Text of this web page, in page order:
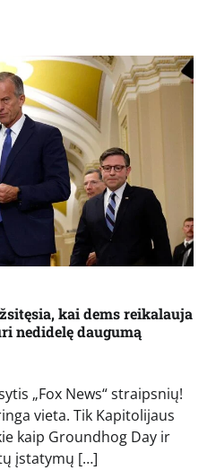
kai dems reikalauja
nedidelę daugumą
„Fox News“ straipsnių!
vieta. Tik Kapitolijaus
kaip Groundhog Day ir
įstatymų […]